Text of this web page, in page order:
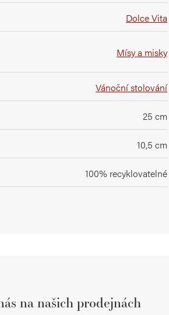
Dolce Vita
Mísy a misky
Vánoční stolování
25 cm
10,5 cm
100% recyklovatelné
na našich prodejnách